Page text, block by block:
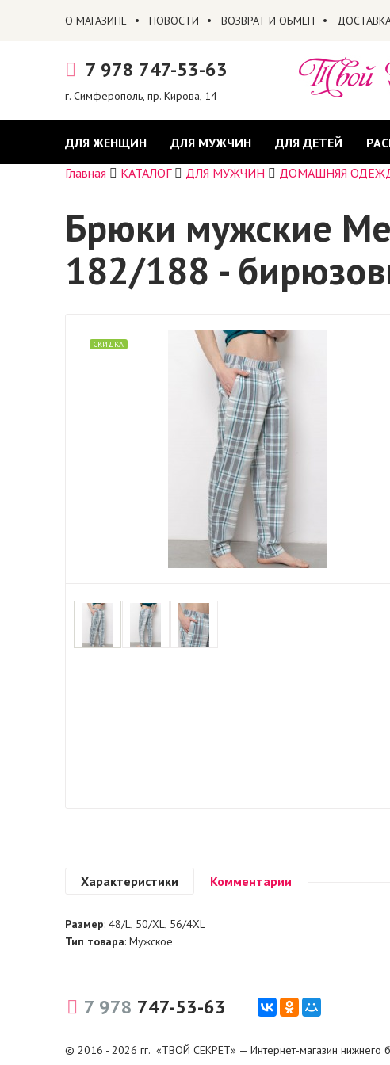
О МАГАЗИНЕ НОВОСТИ ВОЗВРАТ И ОБМЕН
7 978 747-53-63
г. Симферополь, пр. Кирова, 14
ДЛЯ ЖЕНЩИН ДЛЯ МУЖЧИН ДЛЯ ДЕТЕЙ
Главная
КАТАЛОГ ДЛЯ МУЖЧИН ДОМАШНЯЯ
Брюки мужские
182/188 -
СКИДКА
Характеристики Комментарии
Размер: 48/L, 50/XL, 56/4XL
Тип товара: Мужское
7 978 747-53-63
© 2016 - 2026 гг. «ТВОЙ СЕКРЕТ» — Интернет-магазин нижнего